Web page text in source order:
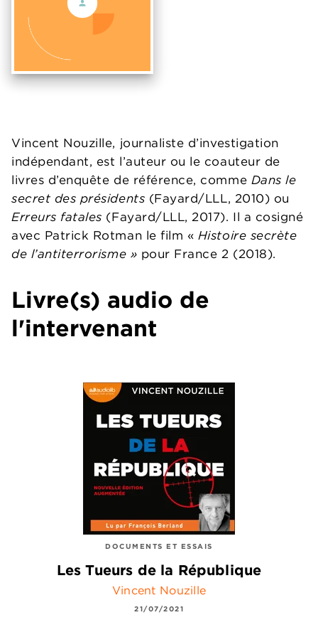
Vincent Nouzille, journaliste d’investigation
indépendant, est l’auteur ou le coauteur de
livres d’enquête de référence, comme Dans le
secret des présidents (Fayard/LLL, 2010) ou
Erreurs fatales (Fayard/LLL, 2017). Il a cosigné
avec Patrick Rotman le film « Histoire secrète
de l’antiterrorisme » pour France 2 (2018).
Livre(s) audio de
l'intervenant
DOCUMENTS ET ESSAIS
Les Tueurs de la République
Vincent Nouzille
21/07/2021